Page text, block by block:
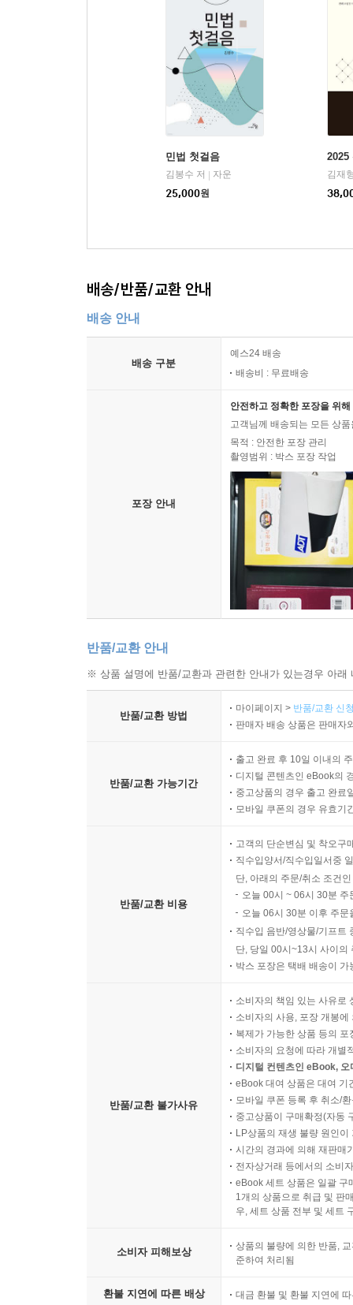
민법 첫걸음
김봉수 저
자운
25,000원
2025
김재
배송/반품/교환 안내
배송 안내
배송 구분
예스24 배송
배송비 : 무료배송
포장 안내
안전하고 정확한 포장을 위
고객님께 배송되는 모든 상
목적 : 안전한 포장 관리
촬영범위 : 박스 포장 작업
반품/교환 안내
※ 상품 설명에 반품/교환과 관련한 안내가 있는경우 아
반품/교환 방법
마이페이지 > 반품/교환 신
판매자 배송 상품은 판매자
반품/교환 가능기간
출고 완료 후 10일 이내의
디지털 콘텐츠인 eBook의
중고상품의 경우 출고 완료
모바일 쿠폰의 경우 유효기
반품/교환 비용
고객의 단순변심 및 착오구
직수입양서/직수입일서중
단, 아래의 주문/취소 조건
오늘 00시 ~ 06시 30분
오늘 06시 30분 이후 주
직수입 음반/영상물/기프트
단, 당일 00시~13시 사이의
박스 포장은 택배 배송이
반품/교환 불가사유
소비자의 책임 있는 사유로
소비자의 사용, 포장 개봉
복제가 가능한 상품 등의
소비자의 요청에 따라 개별
디지털 컨텐츠인 eBook,
eBook 대여 상품은 대여 기
모바일 쿠폰 등록 후 취소/
중고상품이 구매확정(자동
LP상품의 재생 불량 원인
시간의 경과에 의해 재판매
전자상거래 등에서의 소비
eBook 세트 상품은 일괄 구
1개의 상품으로 취급 및 판
우, 세트 상품 전부 및 세트
소비자 피해보상
상품의 불량에 의한 반품,
준하여 처리됨
환불 지연에 따른 배상 대금 환불 및 환불 지연에